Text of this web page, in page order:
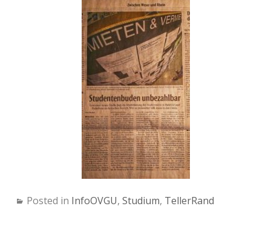
Posted in InfoOVGU, Studium, TellerRand